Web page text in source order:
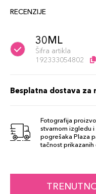
RECENZIJE
30ML
Šifra artikla
192333054802
Besplatna dostava za
Fotografija
stvarnom izgledu
pogrešaka Plaza
tačnost